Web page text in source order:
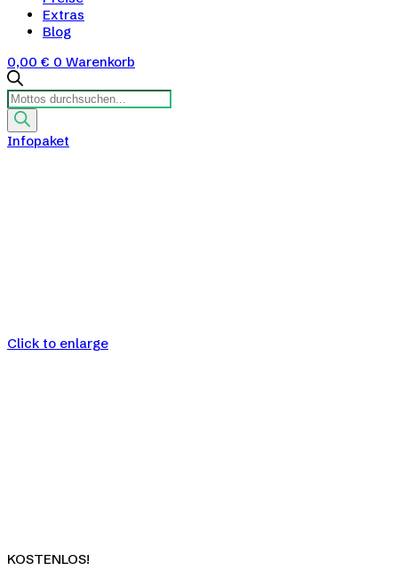
Extras
Blog
0,00 € 0 Warenkorb
Products
search
Infopaket
Click to enlarge
KOSTENLOS!